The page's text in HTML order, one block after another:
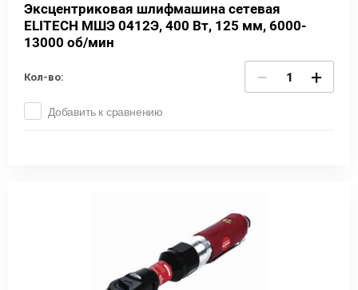
Эксцентриковая шлифмашина сетевая
ELITECH МШЭ 0412Э, 400 Вт, 125 мм, 6000-
13000 об/мин
Кол-во: − +
Добавить к сравнению